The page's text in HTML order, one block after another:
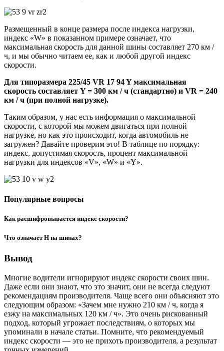
Размещенный в конце размера после индекса нагрузки,
индекс «W» в показанном примере означает, что
максимальная скорость для данной шины составляет 270 км /
ч, и мы обычно читаем ее, как и любой другой индекс
скорости.
Для типоразмера 225/45 VR 17 94 Y максимальная
скорость составляет Y = 300 км / ч (стандартно) и VR = 240
км / ч (при полной нагрузке).
Таким образом, у нас есть информация о максимальной
скорости, с которой мы можем двигаться при полной
нагрузке, но как это происходит, когда автомобиль не
загружен? Давайте проверим это! В таблице по порядку:
индекс, допустимая скорость, процент максимальной
нагрузки для индексов «V», «W» и «Y».
Популярные вопросы
Как расшифровывается индекс скорости?
Что означает H на шинах?
Вывод
Многие водители игнорируют индекс скорости своих шин.
Даже если они знают, что это значит, они не всегда следуют
рекомендациям производителя. Чаще всего они объясняют это
следующим образом: «Зачем мне нужно 210 км / ч, когда я
езжу на максимальных 120 км / ч». Это очень рискованный
подход, который угрожает последствиям, о которых мы
упоминали в начале статьи. Помните, что рекомендуемый
индекс скорости — это не прихоть производителя, а результат